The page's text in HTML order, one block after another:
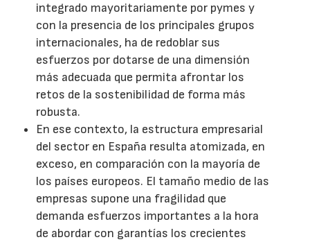
integrado mayoritariamente por pymes y
con la presencia de los principales grupos
internacionales, ha de redoblar sus
esfuerzos por dotarse de una dimensión
más adecuada que permita afrontar los
retos de la sostenibilidad de forma más
robusta.
En ese contexto, la estructura empresarial
del sector en España resulta atomizada, en
exceso, en comparación con la mayoría de
los países europeos. El tamaño medio de las
empresas supone una fragilidad que
demanda esfuerzos importantes a la hora
de abordar con garantías los crecientes